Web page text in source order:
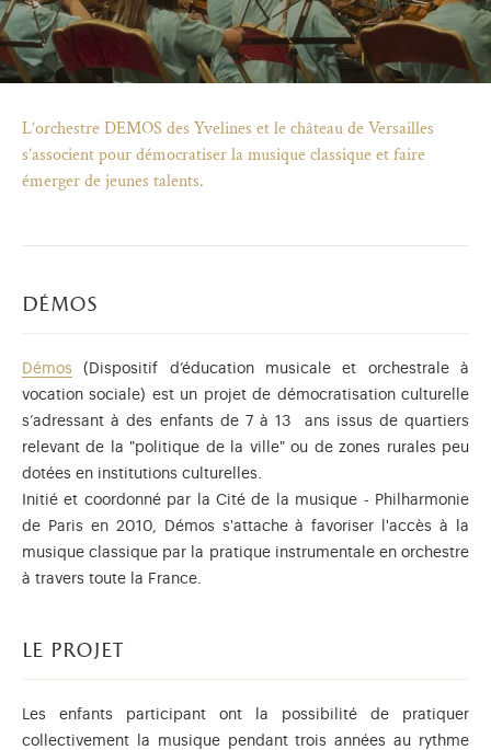
onglet)
nouvel onglet)
fenêtre modale)
de l'application (ouverture dans un nouvel onglet)
L’orchestre DEMOS des Yvelines et le château de Versailles
s’associent pour démocratiser la musique classique et faire
émerger de jeunes talents.
démos
Démos (Dispositif d’éducation musicale et orchestrale à
vocation sociale) est un projet de démocratisation culturelle
s’adressant à des enfants de 7 à 13 ans issus de quartiers
relevant de la "politique de la ville" ou de zones rurales peu
dotées en institutions culturelles.
Initié et coordonné par la Cité de la musique - Philharmonie
de Paris en 2010, Démos s'attache à favoriser l'accès à la
musique classique par la pratique instrumentale en orchestre
à travers toute la France.
le projet
Les enfants participant ont la possibilité de pratiquer
collectivement la musique pendant trois années au rythme